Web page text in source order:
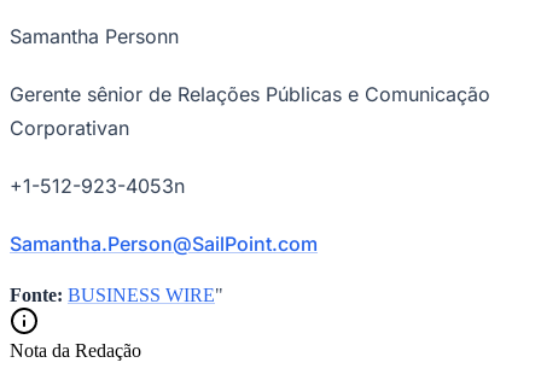
Palmeiras
Samantha Personn
Gerente sênior de Relações Públicas e Comunicação
Corporativan
+1-512-923-4053n
Samantha.Person@SailPoint.com
Fonte: BUSINESS WIRE"
Nota da Redação